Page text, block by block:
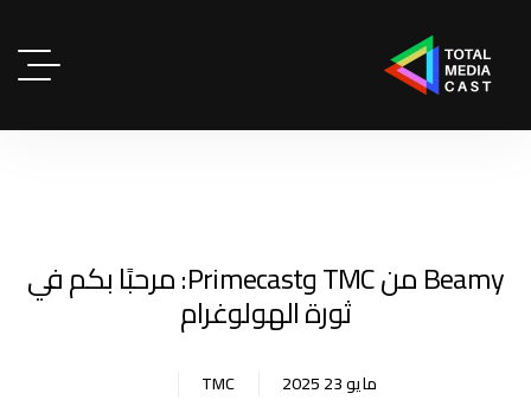
Beamy من TMC وPrimecast: مرحبًا بكم في
ثورة الهولوغرام
مايو 23 2025 TMC